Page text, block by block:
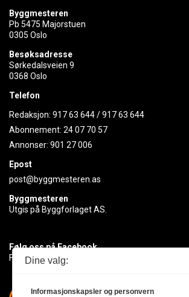
Byggmesteren
Pb 5475 Majorstuen
0305 Oslo
Besøksadresse
Sørkedalsveien 9
0368 Oslo
Telefon
Redaksjon: 917 63 644/917 63 644
Abonnement: 24 07 70 57
Annonser: 901 27 006
Epost
post@byggmesteren.as
Byggmesteren
Utgis på Byggforlaget AS.
Følg oss på Facebook
Få med deg det siste innen byggebransjen
Dine valg:
Informasjonskapsler og personvern